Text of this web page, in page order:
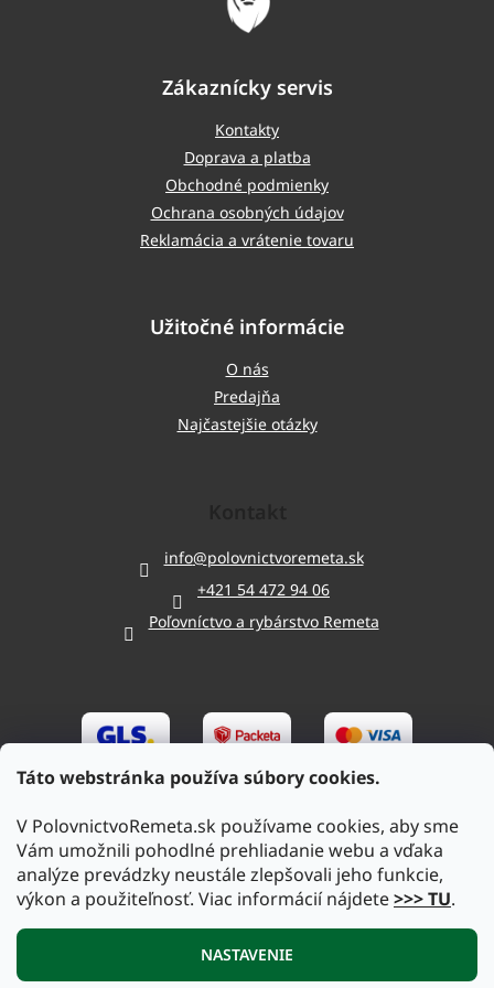
Táto webstránka používa súbory cookies.
V PolovnictvoRemeta.sk používame cookies, aby sme
Vám umožnili pohodlné prehliadanie webu a vďaka
analýze prevádzky neustále zlepšovali jeho funkcie,
výkon a použiteľnosť. Viac informácií nájdete>>> TU.
NASTAVENIE
Zákaznícky servis
Kontakty
Doprava a platba
Obchodné podmienky
Ochrana osobných údajov
Reklamácia a vrátenie tovaru
Užitočné informácie
O nás
Predajňa
Najčastejšie otázky
info@polovnictvoremeta.sk
+421 54 472 94 06
Poľovníctvo a rybárstvo Remeta